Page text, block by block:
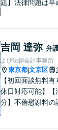
題】法律問題は早
えている問題が、
談していい内容な
ないという方も、
ください。
吉岡 達弥 弁
よぴ法律会計事務所
東京都|文京区
【初回面談無料
休日対応可能】【
分】不倫慰謝料の